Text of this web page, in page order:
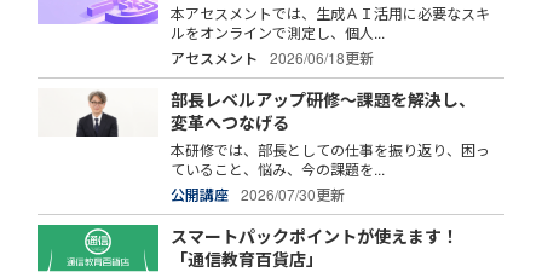
本アセスメントでは、生成ＡＩ活用に必要なスキ
ルをオンラインで測定し、個人...
アセスメント
2026/06/18更新
部長レベルアップ研修～課題を解決し、
変革へつなげる
本研修では、部長としての仕事を振り返り、困っ
ていること、悩み、今の課題を...
公開講座
2026/07/30更新
スマートパックポイントが使えます！
「通信教育百貨店」